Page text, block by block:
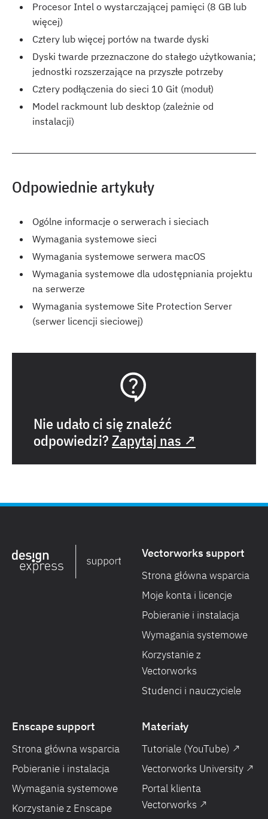
Procesor Intel o wystarczającej pamięci (8 GB lub
więcej)
Cztery lub więcej portów na twarde dyski
Dyski twarde przeznaczone do stałego użytkowania;
jednostki rozszerzające na przyszłe potrzeby
Cztery podłączenia do sieci 10 Git (moduł)
Model rackmount lub desktop (zależnie od
instalacji)
Odpowiednie artykuły
Ogólne informacje o serwerach i sieciach
Wymagania systemowe sieci
Wymagania systemowe serwera macOS
Wymagania systemowe dla udostępniania projektu
na serwerze
Wymagania systemowe Site Protection Server
(serwer licencji sieciowej)
Nie udało ci się znaleźć
odpowiedzi?Zapytaj nas ↗
Vectorworks support
Strona główna wsparcia
Moje konta i licencje
Pobieranie i instalacja
Wymagania systemowe
Korzystanie z
Vectorworks
Studenci i nauczyciele
Enscape support
Strona główna wsparcia
Pobieranie i instalacja
Wymagania systemowe
Korzystanie z Enscape
Materiały
Tutoriale (YouTube) ↗
Vectorworks University ↗
Portal klienta
Vectorworks ↗